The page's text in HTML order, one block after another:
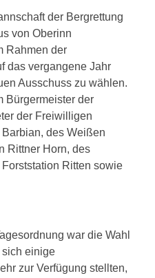
der Bergrettung
von Oberinn
Rahmen der
das vergangene Jahr
Ausschuss zu wählen.
Bürgermeister der
der Freiwilligen
des Weißen
Rittner Horn, des
Ritten sowie
war die Wahl
sich einige
zur Verfügung stellten,